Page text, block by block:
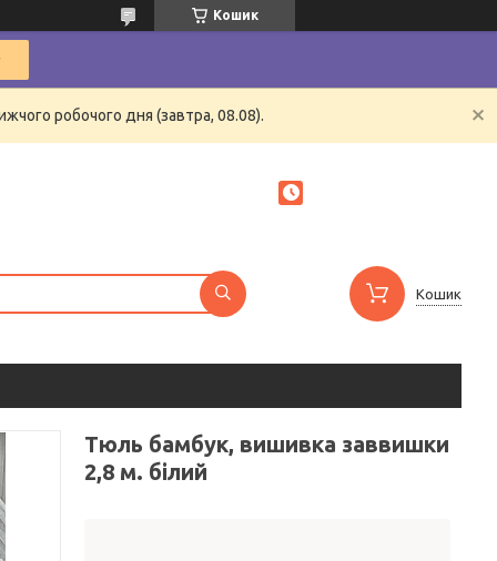
Кошик
робочого дня (завтра, 08.08).
Кошик
Тюль бамбук, вишивка заввишки
2,8 м. білий